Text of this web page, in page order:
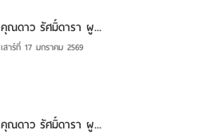
คุณดาว รัศมิ์ดารา ผู...
เสาร์ที่ 17 มกราคม 2569
คุณดาว รัศมิ์ดารา ผู...